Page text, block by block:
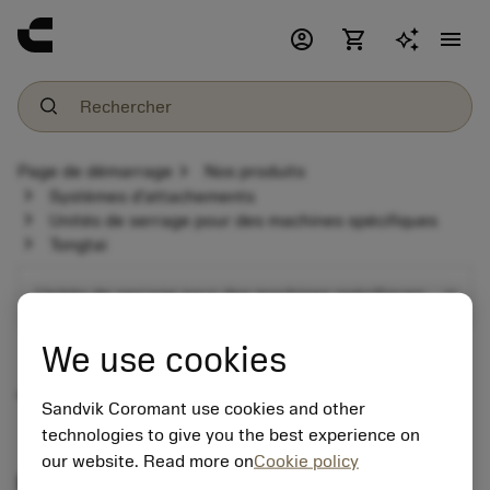
account_circle shopping_cart menu
Page de démarrage chevron_right Nos produits
Systèmes d'attachements
chevron_right Unités de serrage pour des machines spécifiques
chevron_right Tongtai
Unités de serrage pour des machines spécifiques expand_more
Tongtai
We use cookies
Sandvik Coromant use cookies and other
technologies to give you the best experience on
our website. Read more onCookie policy